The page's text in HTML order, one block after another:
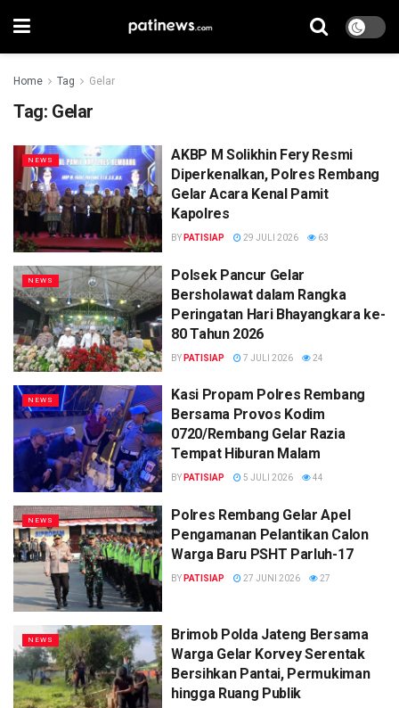
Home Tag Gelar
Tag: Gelar
NEWS
AKBP M Solikhin Fery Resmi
Diperkenalkan, Polres Rembang
Gelar Acara Kenal Pamit
Kapolres
BY PATISIAP 29 JULI 2026 63
NEWS
Polsek Pancur Gelar
Bersholawat dalam Rangka
Peringatan Hari Bhayangkara ke-
80 Tahun 2026
BY PATISIAP 7 JULI 2026 24
NEWS
Kasi Propam Polres Rembang
Bersama Provos Kodim
0720/Rembang Gelar Razia
Tempat Hiburan Malam
BY PATISIAP 5 JULI 2026 44
NEWS
Polres Rembang Gelar Apel
Pengamanan Pelantikan Calon
Warga Baru PSHT Parluh-17
BY PATISIAP 27 JUNI 2026 27
NEWS
Brimob Polda Jateng Bersama
Warga Gelar Korvey Serentak
Bersihkan Pantai, Permukiman
hingga Ruang Publik